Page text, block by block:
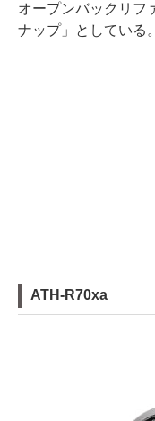
オープンバックリフ
ナップ」としている。
ATH-R70xa